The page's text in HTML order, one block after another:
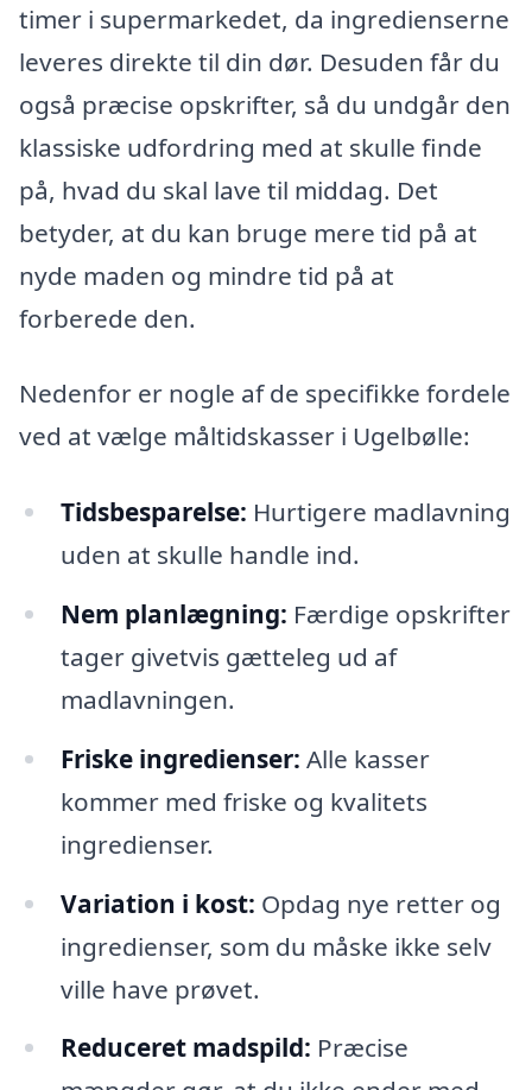
timer i supermarkedet, da ingredienserne
leveres direkte til din dør. Desuden får du
også præcise opskrifter, så du undgår den
klassiske udfordring med at skulle finde
på, hvad du skal lave til middag. Det
betyder, at du kan bruge mere tid på at
nyde maden og mindre tid på at
forberede den.
Nedenfor er nogle af de specifikke fordele
ved at vælge måltidskasser i Ugelbølle:
Tidsbesparelse: Hurtigere madlavning
uden at skulle handle ind.
Nem planlægning: Færdige opskrifter
tager givetvis gætteleg ud af
madlavningen.
Friske ingredienser: Alle kasser
kommer med friske og kvalitets
ingredienser.
Variation i kost: Opdag nye retter og
ingredienser, som du måske ikke selv
ville have prøvet.
Reduceret madspild: Præcise